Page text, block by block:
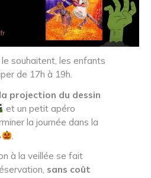
souhaitent, les enfants
de 17h à 19h.
la projection du dessin
et un petit apéro
la journée dans la
à la veillée se fait
sans coût